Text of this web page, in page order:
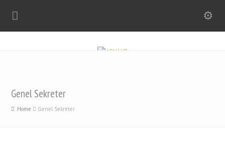
Genel Sekreter
Home Genel Sekreter